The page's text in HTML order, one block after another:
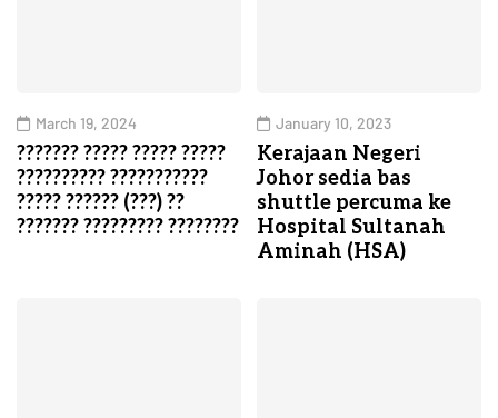
March 19, 2024
??????? ????? ????? ?????
?????????? ???????????
????? ?????? (???) ??
??????? ????????? ????????
January 10, 2023
Kerajaan Negeri
Johor sedia bas
shuttle percuma ke
Hospital Sultanah
Aminah (HSA)